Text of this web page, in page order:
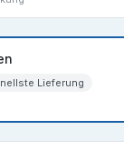
Lieferung